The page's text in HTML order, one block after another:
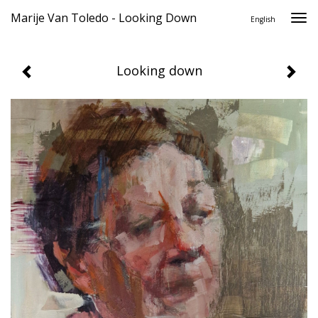
Marije Van Toledo - Looking Down English
Looking down